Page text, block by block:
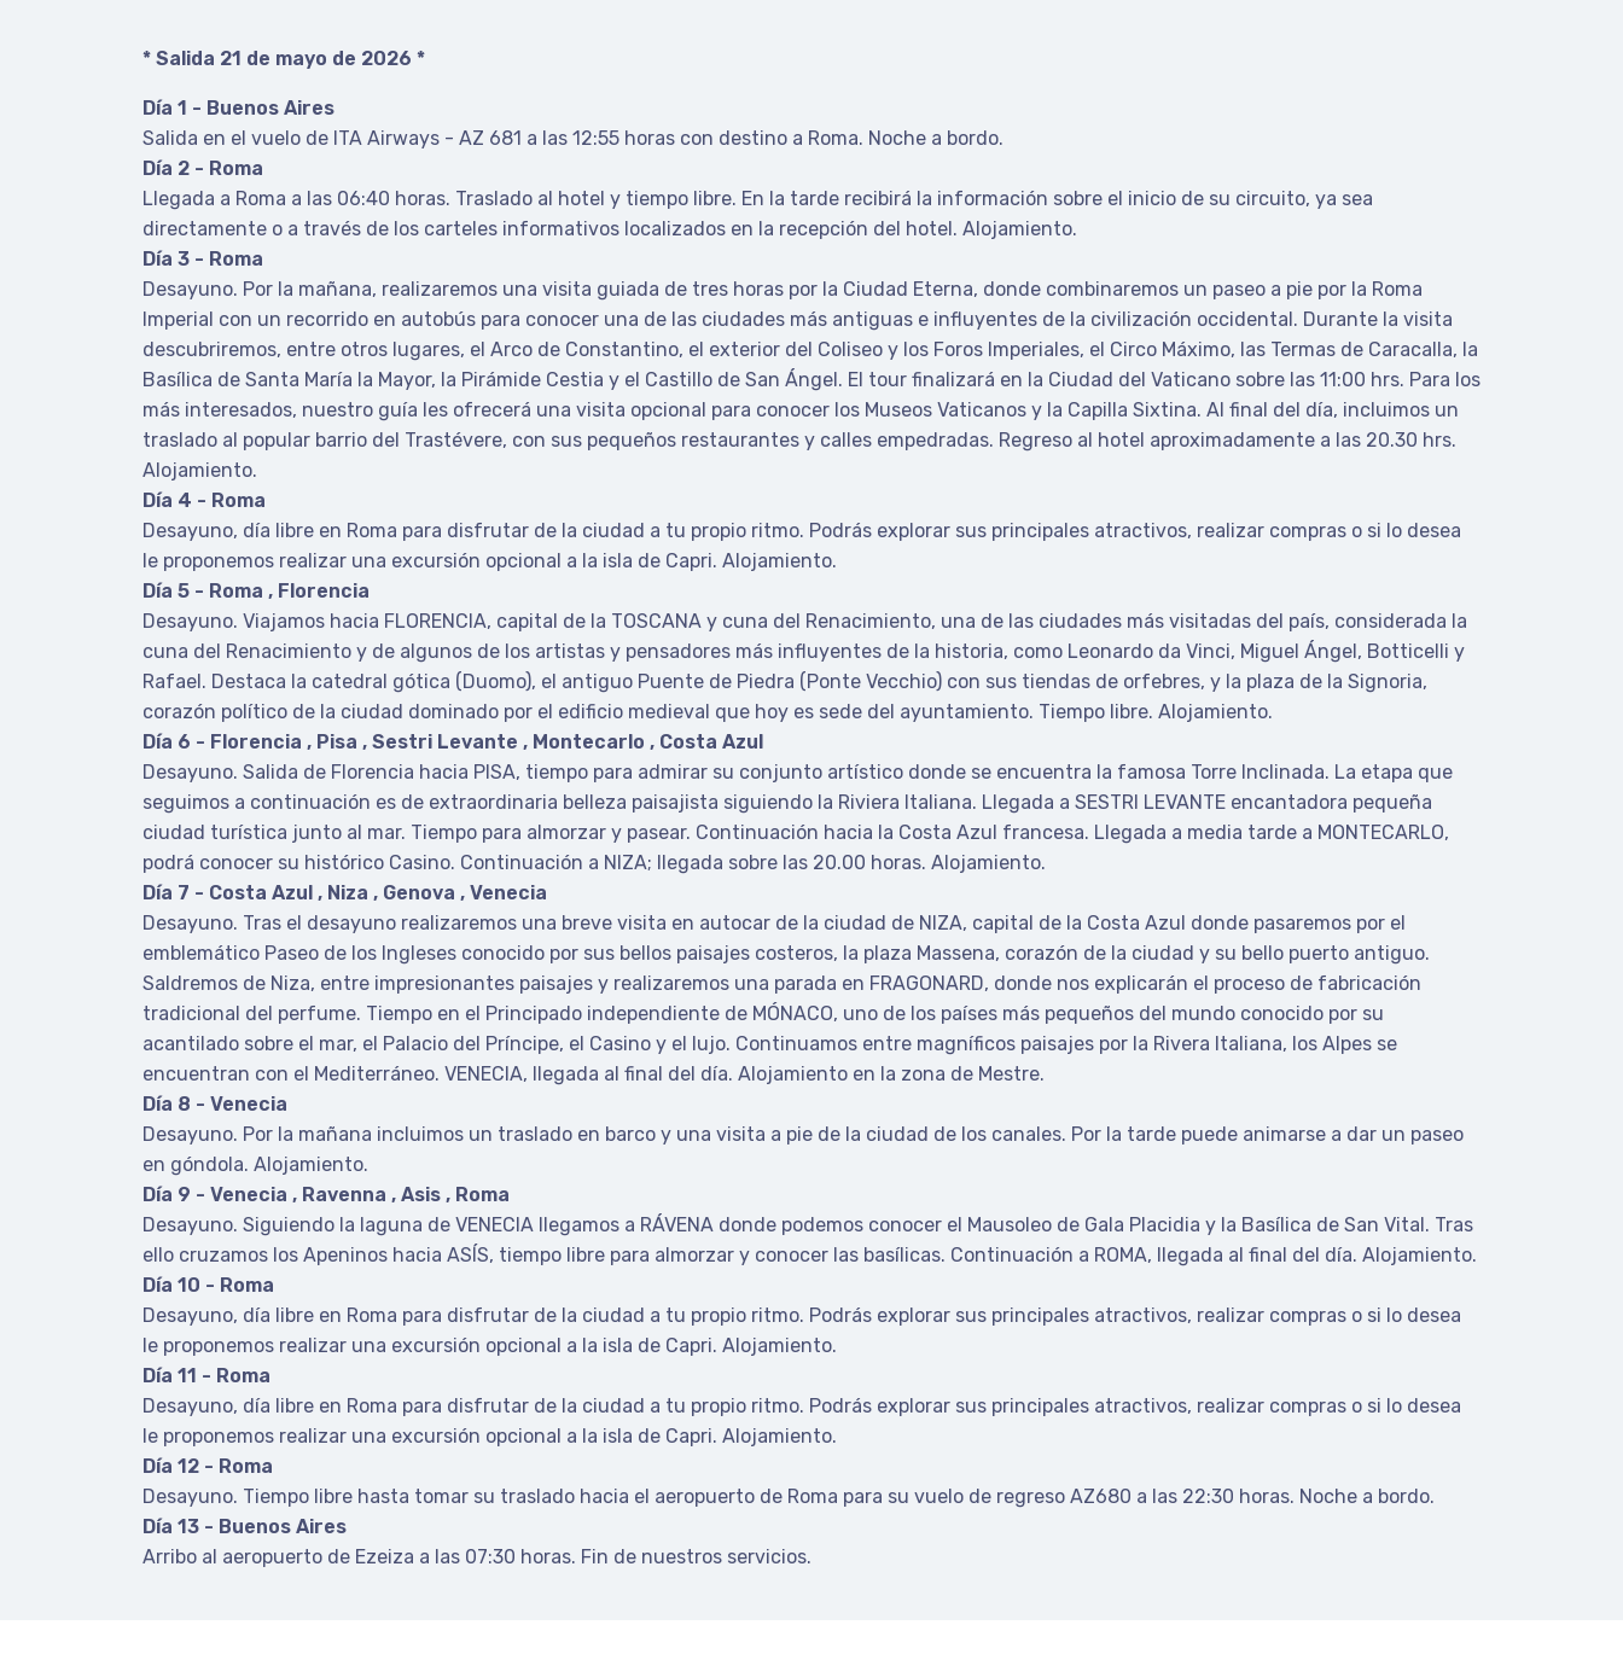
* Salida 21 de mayo de 2026 *
Día 1 - Buenos Aires
Salida en el vuelo de ITA Airways - AZ 681 a las 12:55 horas con destino a Roma. Noche a bordo.
Día 2 - Roma
Llegada a Roma a las 06:40 horas. Traslado al hotel y tiempo libre. En la tarde recibirá la información sobre el inicio de su circuito, ya sea
directamente o a través de los carteles informativos localizados en la recepción del hotel. Alojamiento.
Día 3 - Roma
Desayuno. Por la mañana, realizaremos una visita guiada de tres horas por la Ciudad Eterna, donde combinaremos un paseo a pie por la Roma
Imperial con un recorrido en autobús para conocer una de las ciudades más antiguas e influyentes de la civilización occidental. Durante la visita
descubriremos, entre otros lugares, el Arco de Constantino, el exterior del Coliseo y los Foros Imperiales, el Circo Máximo, las Termas de Caracalla, la
Basílica de Santa María la Mayor, la Pirámide Cestia y el Castillo de San Ángel. El tour finalizará en la Ciudad del Vaticano sobre las 11:00 hrs. Para los
más interesados, nuestro guía les ofrecerá una visita opcional para conocer los Museos Vaticanos y la Capilla Sixtina. Al final del día, incluimos un
traslado al popular barrio del Trastévere, con sus pequeños restaurantes y calles empedradas. Regreso al hotel aproximadamente a las 20.30 hrs.
Alojamiento.
Día 4 - Roma
Desayuno, día libre en Roma para disfrutar de la ciudad a tu propio ritmo. Podrás explorar sus principales atractivos, realizar compras o si lo desea
le proponemos realizar una excursión opcional a la isla de Capri. Alojamiento.
Día 5 - Roma , Florencia
Desayuno. Viajamos hacia FLORENCIA, capital de la TOSCANA y cuna del Renacimiento, una de las ciudades más visitadas del país, considerada la
cuna del Renacimiento y de algunos de los artistas y pensadores más influyentes de la historia, como Leonardo da Vinci, Miguel Ángel, Botticelli y
Rafael. Destaca la catedral gótica (Duomo), el antiguo Puente de Piedra (Ponte Vecchio) con sus tiendas de orfebres, y la plaza de la Signoria,
corazón político de la ciudad dominado por el edificio medieval que hoy es sede del ayuntamiento. Tiempo libre. Alojamiento.
Día 6 - Florencia , Pisa , Sestri Levante , Montecarlo , Costa Azul
Desayuno. Salida de Florencia hacia PISA, tiempo para admirar su conjunto artístico donde se encuentra la famosa Torre Inclinada. La etapa que
seguimos a continuación es de extraordinaria belleza paisajista siguiendo la Riviera Italiana. Llegada a SESTRI LEVANTE encantadora pequeña
ciudad turística junto al mar. Tiempo para almorzar y pasear. Continuación hacia la Costa Azul francesa. Llegada a media tarde a MONTECARLO,
podrá conocer su histórico Casino. Continuación a NIZA; llegada sobre las 20.00 horas. Alojamiento.
Día 7 - Costa Azul , Niza , Genova , Venecia
Desayuno. Tras el desayuno realizaremos una breve visita en autocar de la ciudad de NIZA, capital de la Costa Azul donde pasaremos por el
emblemático Paseo de los Ingleses conocido por sus bellos paisajes costeros, la plaza Massena, corazón de la ciudad y su bello puerto antiguo.
Saldremos de Niza, entre impresionantes paisajes y realizaremos una parada en FRAGONARD, donde nos explicarán el proceso de fabricación
tradicional del perfume. Tiempo en el Principado independiente de MÓNACO, uno de los países más pequeños del mundo conocido por su
acantilado sobre el mar, el Palacio del Príncipe, el Casino y el lujo. Continuamos entre magníficos paisajes por la Rivera Italiana, los Alpes se
encuentran con el Mediterráneo. VENECIA, llegada al final del día. Alojamiento en la zona de Mestre.
Día 8 - Venecia
Desayuno. Por la mañana incluimos un traslado en barco y una visita a pie de la ciudad de los canales. Por la tarde puede animarse a dar un paseo
en góndola. Alojamiento.
Día 9 - Venecia , Ravenna , Asis , Roma
Desayuno. Siguiendo la laguna de VENECIA llegamos a RÁVENA donde podemos conocer el Mausoleo de Gala Placidia y la Basílica de San Vital. Tras
ello cruzamos los Apeninos hacia ASÍS, tiempo libre para almorzar y conocer las basílicas. Continuación a ROMA, llegada al final del día. Alojamiento.
Día 10 - Roma
Desayuno, día libre en Roma para disfrutar de la ciudad a tu propio ritmo. Podrás explorar sus principales atractivos, realizar compras o si lo desea
le proponemos realizar una excursión opcional a la isla de Capri. Alojamiento.
Día 11 - Roma
Desayuno, día libre en Roma para disfrutar de la ciudad a tu propio ritmo. Podrás explorar sus principales atractivos, realizar compras o si lo desea
le proponemos realizar una excursión opcional a la isla de Capri. Alojamiento.
Día 12 - Roma
Desayuno. Tiempo libre hasta tomar su traslado hacia el aeropuerto de Roma para su vuelo de regreso AZ680 a las 22:30 horas. Noche a bordo.
Día 13 - Buenos Aires
Arribo al aeropuerto de Ezeiza a las 07:30 horas. Fin de nuestros servicios.